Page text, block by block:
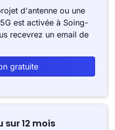
d'antenne ou une
est activée à Soing-
recevrez un email de
gratuite
sur 12 mois